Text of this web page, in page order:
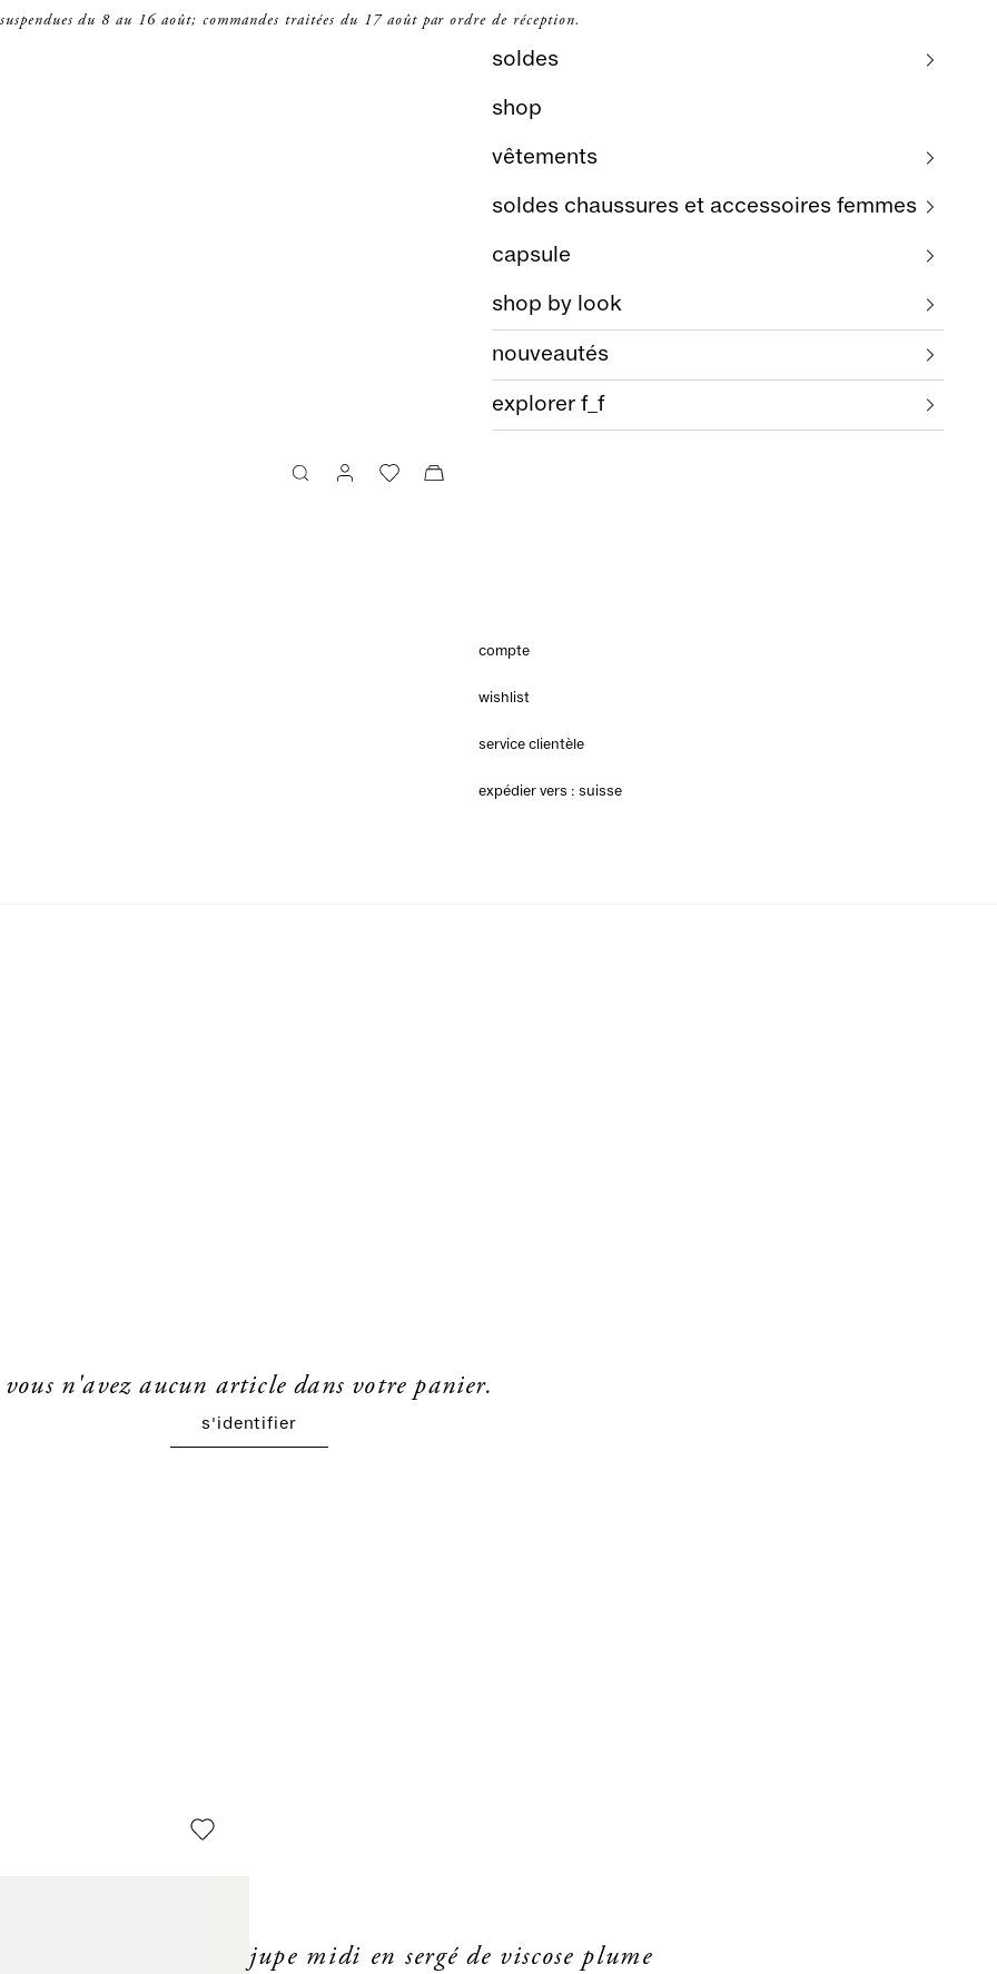
du 8 au 16 août; commandes traitées du 17 août par ordre de réception.
recherche panier
soldes
shop
vêtements
soldes chaussures et accessoires femmes
capsule
shop by look
nouveautés
explorer f_f
compte
wishlist
service clientèle
expédier vers : suisse
vous n'avez aucun article dans votre panier.
s'identifier
jupe midi en sergé de viscose plume